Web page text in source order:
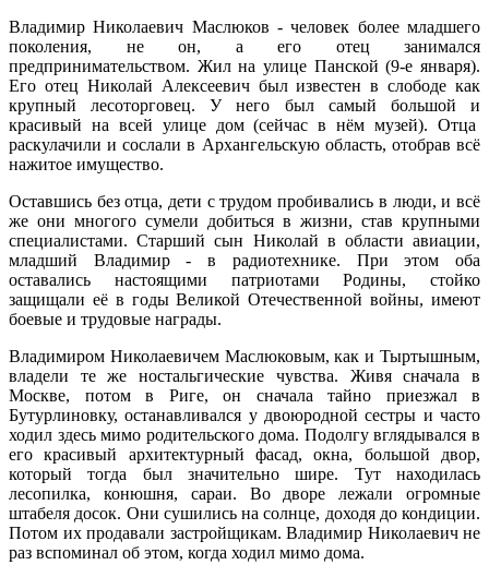
Владимир Николаевич Маслюков - человек более младшего
поколения, не он, а его отец занимался
предпринимательством. Жил на улице Панской (9-е января).
Его отец Николай Алексеевич был известен в слободе как
крупный лесоторговец. У него был самый большой и
красивый на всей улице дом (сейчас в нём музей). Отца
раскулачили и сослали в Архангельскую область, отобрав всё
нажитое имущество.
Оставшись без отца, дети с трудом пробивались в люди, и всё
же они многого сумели добиться в жизни, став крупными
специалистами. Старший сын Николай в области авиации,
младший Владимир - в радиотехнике. При этом оба
оставались настоящими патриотами Родины, стойко
защищали её в годы Великой Отечественной войны, имеют
боевые и трудовые награды.
Владимиром Николаевичем Маслюковым, как и Тыртышным,
владели те же ностальгические чувства. Живя сначала в
Москве, потом в Риге, он сначала тайно приезжал в
Бутурлиновку, останавливался у двоюродной сестры и часто
ходил здесь мимо родительского дома. Подолгу вглядывался в
его красивый архитектурный фасад, окна, большой двор,
который тогда был значительно шире. Тут находилась
лесопилка, конюшня, сараи. Во дворе лежали огромные
штабеля досок. Они сушились на солнце, доходя до кондиции.
Потом их продавали застройщикам. Владимир Николаевич не
раз вспоминал об этом, когда ходил мимо дома.